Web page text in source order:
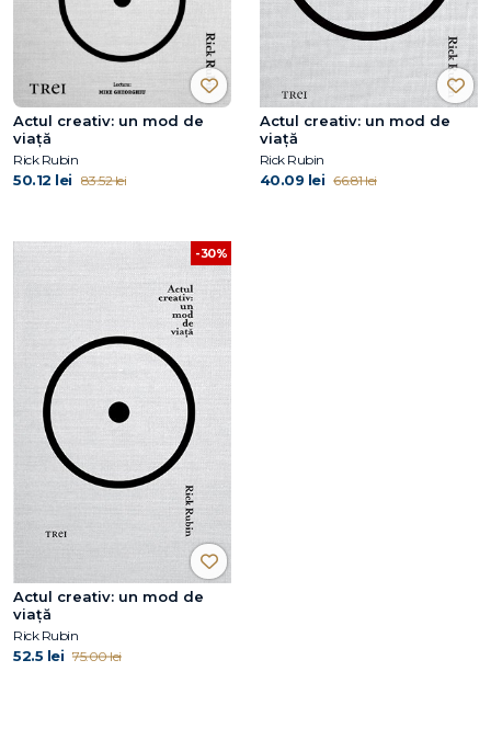
Actul creativ: un mod de
viață
Rick Rubin
50.12 lei 83.52 lei
Actul creativ: un mod de
viață
Rick Rubin
40.09 lei 66.81 lei
-30%
Actul creativ: un mod de
viață
Rick Rubin
52.5 lei 75.00 lei